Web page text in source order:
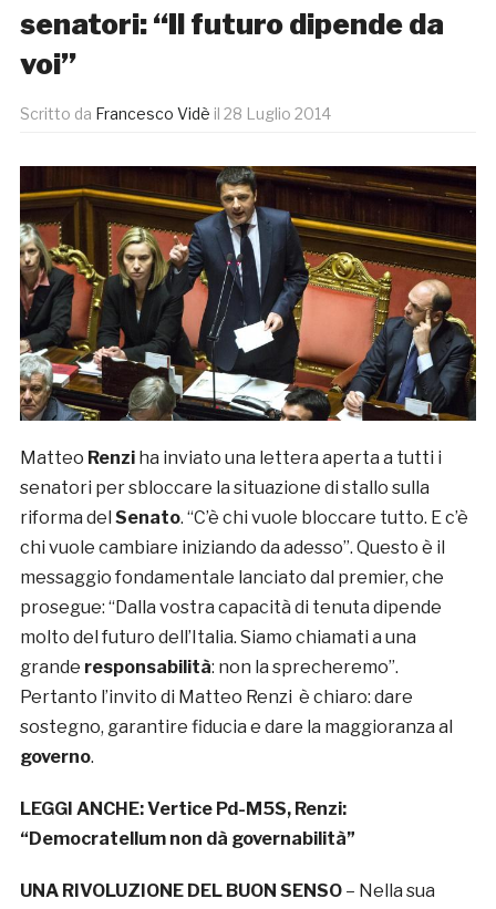
senatori: “Il futuro dipende da
voi”
Scritto da Francesco Vidè il 28 Luglio 2014
Matteo Renziha inviato una lettera aperta a tutti i
senatori per sbloccare la situazione di stallo sulla
riforma del Senato. “C’è chi vuole bloccare tutto. E c’è
chi vuole cambiare iniziando da adesso”. Questo è il
messaggio fondamentale lanciato dal premier, che
prosegue: “Dalla vostra capacità di tenuta dipende
molto del futuro dell’Italia. Siamo chiamati a una
grande responsabilità: non la sprecheremo”.
Pertanto l’invito di Matteo Renzi è chiaro: dare
sostegno, garantire fiducia e dare la maggioranza al
governo.
LEGGI ANCHE:Vertice Pd-M5S, Renzi:
“Democratellum non dà governabilità”
UNA RIVOLUZIONE DEL BUON SENSO– Nella sua